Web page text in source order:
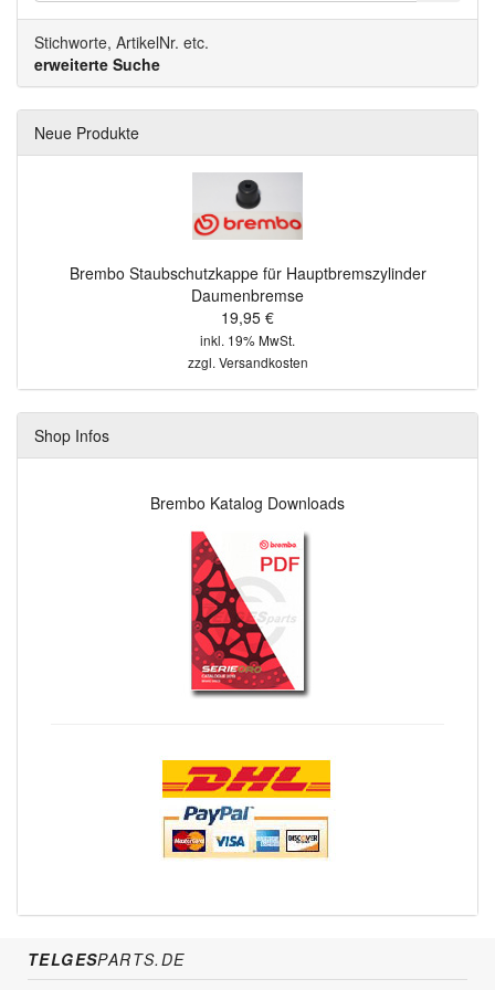
Stichworte, ArtikelNr. etc.
erweiterte Suche
Neue Produkte
Brembo Staubschutzkappe für Hauptbremszylinder
Daumenbremse
19,95 €
inkl. 19% MwSt.
zzgl. Versandkosten
Shop Infos
Brembo Katalog Downloads
TELGESPARTS.DE